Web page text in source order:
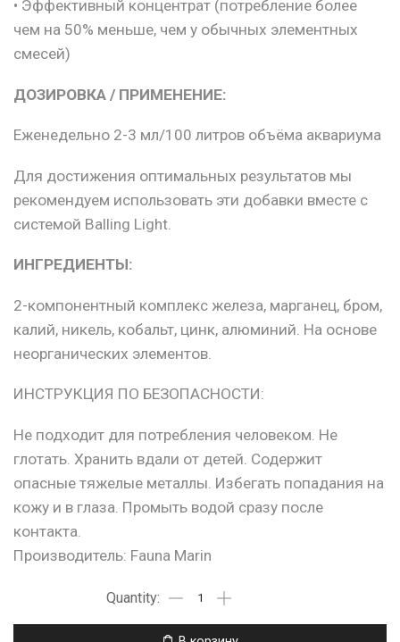
• Эффективный концентрат (потребление более
чем на 50% меньше, чем у обычных элементных
смесей)
ДОЗИРОВКА / ПРИМЕНЕНИЕ:
Еженедельно 2-3 мл/100 литров объёма аквариума
Для достижения оптимальных результатов мы
рекомендуем использовать эти добавки вместе с
системой Balling Light.
ИНГРЕДИЕНТЫ:
2-компонентный комплекс железа, марганец, бром,
калий, никель, кобальт, цинк, алюминий. На основе
неорганических элементов.
ИНСТРУКЦИЯ ПО БЕЗОПАСНОСТИ:
Не подходит для потребления человеком. Не
глотать. Хранить вдали от детей. Содержит
опасные тяжелые металлы. Избегать попадания на
кожу и в глаза. Промыть водой сразу после
контакта.
Производитель: Fauna Marin